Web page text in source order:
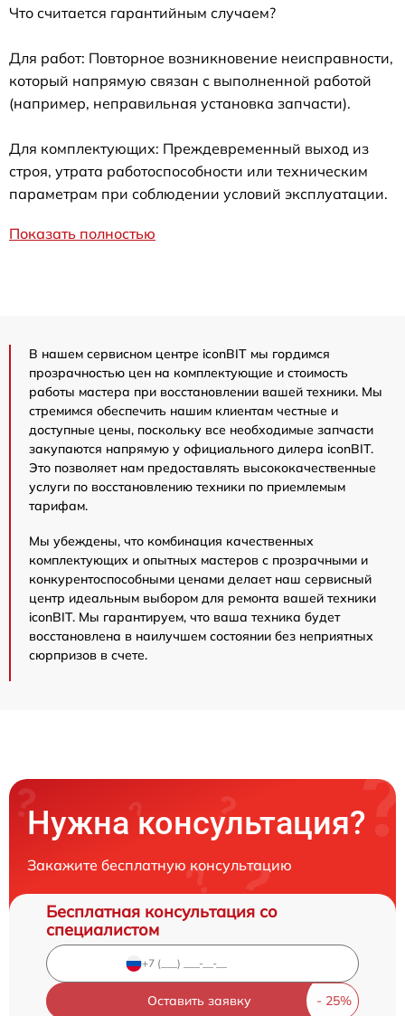
Что считается гарантийным случаем?
Для работ: Повторное возникновение неисправности,
который напрямую связан с выполненной работой
(например, неправильная установка запчасти).
Для комплектующих: Преждевременный выход из
строя, утрата работоспособности или техническим
параметрам при соблюдении условий эксплуатации.
Показать полностью
В нашем сервисном центре iconBIT мы гордимся
прозрачностью цен на комплектующие и стоимость
работы мастера при восстановлении вашей техники. Мы
стремимся обеспечить нашим клиентам честные и
доступные цены, поскольку все необходимые запчасти
закупаются напрямую у официального дилера iconBIT.
Это позволяет нам предоставлять высококачественные
услуги по восстановлению техники по приемлемым
тарифам.
Мы убеждены, что комбинация качественных
комплектующих и опытных мастеров с прозрачными и
конкурентоспособными ценами делает наш сервисный
центр идеальным выбором для ремонта вашей техники
iconBIT. Мы гарантируем, что ваша техника будет
восстановлена в наилучшем состоянии без неприятных
сюрпризов в счете.
Нужна консультация?
Закажите бесплатную консультацию
Бесплатная консультация со
специалистом
Оставить заявку